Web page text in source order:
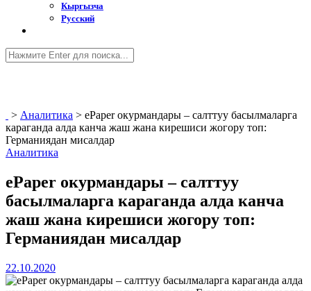
Кыргызча
Русский
> Аналитика > ePaper окурмандары – салттуу басылмаларга
караганда алда канча жаш жана кирешиси жогору топ:
Германиядан мисалдар
Аналитика
ePaper окурмандары – салттуу
басылмаларга караганда алда канча
жаш жана кирешиси жогору топ:
Германиядан мисалдар
22.10.2020